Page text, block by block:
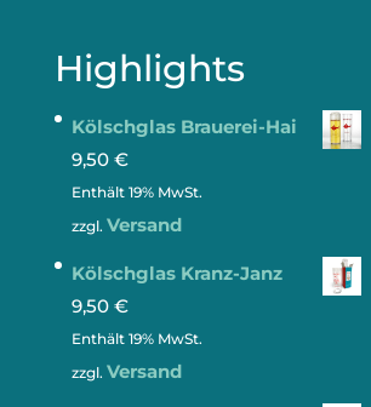
Highlights
Kölschglas Brauerei-Hai
9,50 €
Enthält 19% MwSt.
zzgl. Versand
Kölschglas Kranz-Janz
9,50 €
Enthält 19% MwSt.
zzgl. Versand